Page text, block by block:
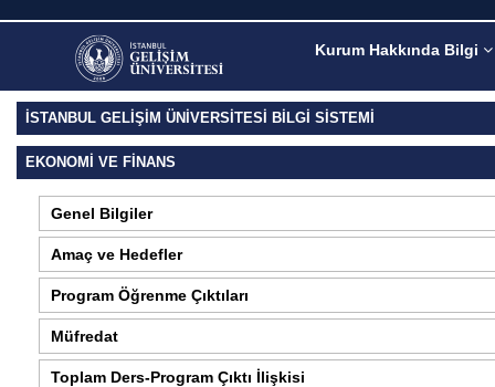
Kurum Hakkında Bilgi
İSTANBUL GELİŞİM ÜNİVERSİTESİ BİLGİ SİSTEMİ
EKONOMI VE FINANS
Genel Bilgiler
Amaç ve Hedefler
Program Öğrenme Çıktıları
Müfredat
Toplam Ders-Program Çıktı İlişkisi